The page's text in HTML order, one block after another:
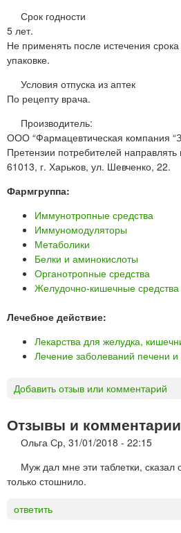
Срок годности
5 лет.
Не применять после истечения срока
упаковке.
Условия отпуска из аптек
По рецепту врача.
Производитель:
ООО “Фармацевтическая компания
Претензии потребителей
61013, г. Харьков, ул. Шевченко, 22.
Фармгруппа:
Иммунотропные средства
Иммуномодуляторы
Метаболики
Белки и аминокислоты
Органотропные средства
Желудочно-кишечные средства
Лечебное действие:
Лекарства для желудка,
Лечение заболеваний печени
Добавить отзыв или комментарий
Отзывы и комментарии
Ольга Ср, 31/01/2018 - 22:15
Муж дал мне эти таблетки, сказал
только стошнило.
ответить